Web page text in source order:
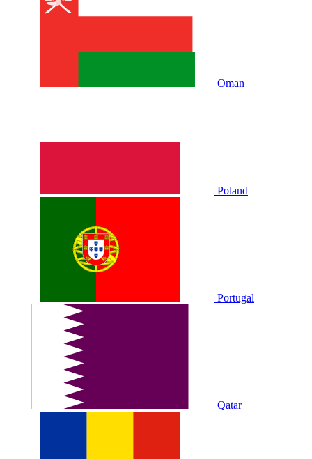
Oman
Poland
Portugal
Qatar